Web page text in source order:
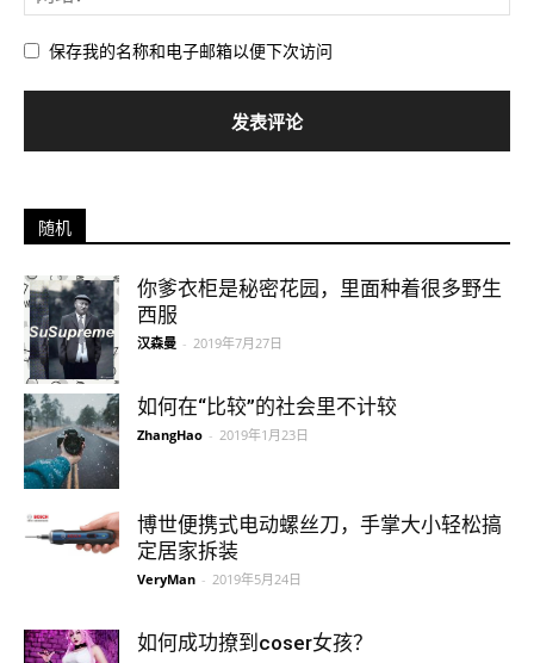
保存我的名称和电子邮箱以便下次访问
随机
你爹衣柜是秘密花园，里面种着很多野生
西服
汉森曼 - 2019年7月27日
如何在“比较”的社会里不计较
ZhangHao - 2019年1月23日
博世便携式电动螺丝刀，手掌大小轻松搞
定居家拆装
VeryMan - 2019年5月24日
如何成功撩到coser女孩？